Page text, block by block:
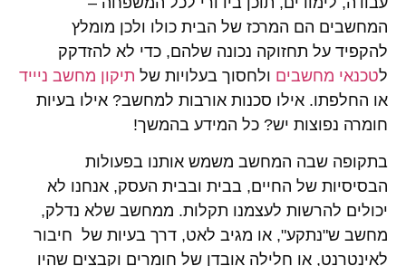
המחשבים הם המרכז של הבית כולו ולכן מומלץ
להקפיד על תחזוקה נכונה שלהם, כדי לא להזדקק
לטכנאי מחשבים ולחסוך בעלויות של תיקון מחשב ניייד
או החלפתו. אילו סכנות אורבות למחשב? אילו בעיות
חומרה נפוצות יש? כל המידע בהמשך!
בתקופה שבה המחשב משמש אותנו בפעולות
הבסיסיות של החיים, בבית ובבית העסק, אנחנו לא
יכולים להרשות לעצמנו תקלות. ממחשב שלא נדלק,
מחשב ש"נתקע", או מגיב לאט, דרך בעיות של חיבור
לאינטרנט, או חלילה אובדן של חומרים וקבצים שהיו